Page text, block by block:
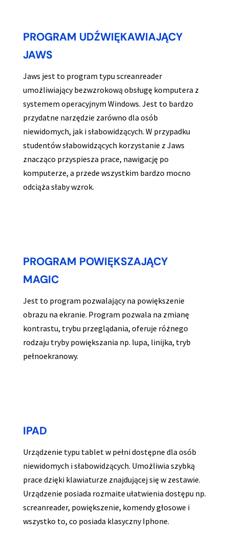
PROGRAM UDŹWIĘKAWIAJĄCY
JAWS
Jaws jest to program typu screanreader
umożliwiający bezwzrokową obsługę komputera z
systemem operacyjnym Windows. Jest to bardzo
przydatne narzędzie zarówno dla osób
niewidomych, jak i słabowidzących. W przypadku
studentów słabowidzących korzystanie z Jaws
znacząco przyspiesza prace, nawigację po
komputerze, a przede wszystkim bardzo mocno
odciąża słaby wzrok.
PROGRAM POWIĘKSZAJĄCY
MAGIC
Jest to program pozwalający na powiększenie
obrazu na ekranie. Program pozwala na zmianę
kontrastu, trybu przeglądania, oferuje różnego
rodzaju tryby powiększania np. lupa, linijka, tryb
pełnoekranowy.
IPAD
Urządzenie typu tablet w pełni dostępne dla osób
niewidomych i słabowidzących. Umożliwia szybką
prace dzięki klawiaturze znajdującej się w zestawie.
Urządzenie posiada rozmaite ułatwienia dostępu np.
screanreader, powiększenie, komendy głosowe i
wszystko to, co posiada klasyczny Iphone.